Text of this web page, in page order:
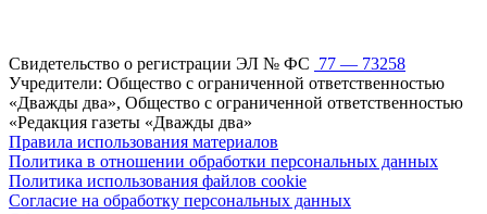
Свидетельство о регистрации ЭЛ № ФС 77 — 73258
Учредители: Общество с ограниченной ответственностью
«Дважды два», Общество с ограниченной ответственностью
«Редакция газеты «Дважды два»
Правила использования материалов
Политика в отношении обработки персональных данных
Политика использования файлов cookie
Согласие на обработку персональных данных